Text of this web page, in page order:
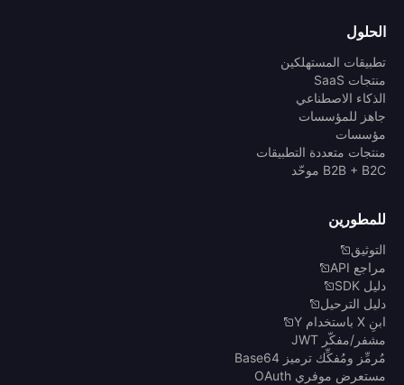
الحلول
تطبيقات المستهلكين
منتجات SaaS
الذكاء الاصطناعي
جاهز للمؤسسات
مؤسسات
منتجات متعددة التطبيقات
B2B + B2C موحّد
للمطورين
التوثيق
مراجع API
دليل SDK
دليل الترحيل
ابنِ X باستخدام Y
مشفر/مفكّر JWT
مُرمِّز ومُفكِّك ترميز Base64
مستعرض موفري OAuth